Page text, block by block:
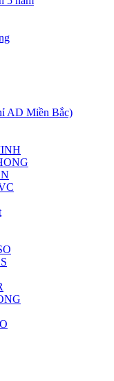
AD Miền Bắc)